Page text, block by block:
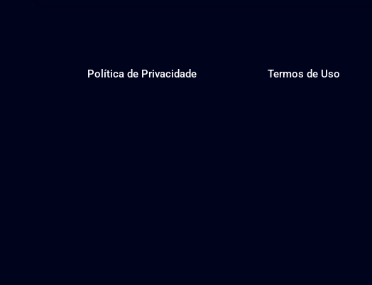
Política de Privacidade Termos de Uso